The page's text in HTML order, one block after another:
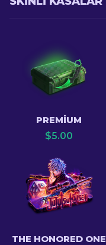
PREMIUM
$5.00
THE HONORED ONE